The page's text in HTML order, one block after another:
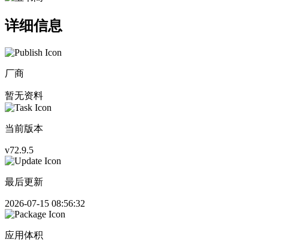
详细信息
厂商
暂无资料
当前版本
v72.9.5
最后更新
2026-07-15 08:56:32
应用体积